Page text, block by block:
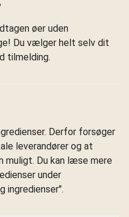
øer uden
Du vælger helt selv dit
tilmelding.
Derfor forsøger
leverandører og at
muligt. Du kan læse mere
under
ingredienser".